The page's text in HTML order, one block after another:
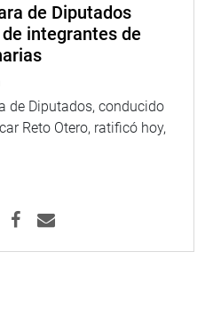
de Diputados
integrantes de
de Diputados, conducido
Reto Otero, ratificó hoy,